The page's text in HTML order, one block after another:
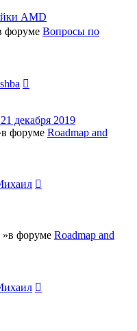
AMD
форуме Вопросы по
декабря 2019
форуме Roadmap and
»в форуме Roadmap and